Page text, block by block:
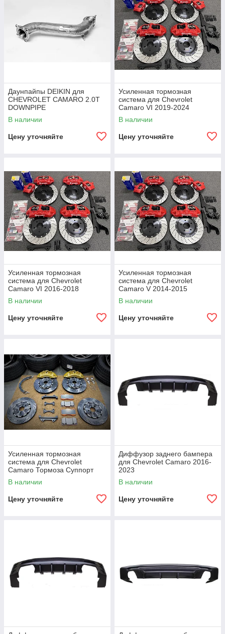
Даунпайпы DEIKIN для
CHEVROLET CAMARO 2.0T
DOWNPIPE
В наличии
Цену уточняйте
Усиленная тормозная
система для Chevrolet
Camaro VI 2019-2024
В наличии
Цену уточняйте
Усиленная тормозная
система для Chevrolet
Camaro VI 2016-2018
В наличии
Цену уточняйте
Усиленная тормозная
система для Chevrolet
Camaro V 2014-2015
В наличии
Цену уточняйте
Усиленная тормозная
система для Chevrolet
Camaro Тормоза Суппорт
Тормозные диски Колодки
В наличии
Цену уточняйте
Диффузор заднего бампера
для Chevrolet Camaro 2016-
2023
В наличии
Цену уточняйте